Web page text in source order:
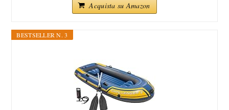
Acquista su Amazon
BESTSELLER N. 3